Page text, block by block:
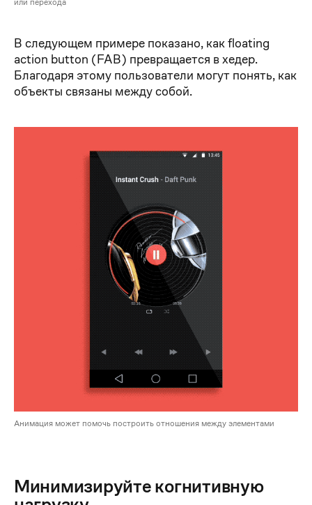
В следующем примере показано, как floating
action button (FAB) превращается в хедер.
Благодаря этому пользователи могут понять, как
объекты связаны между собой.
Анимация может помочь построить отношения между элементами
Минимизируйте когнитивную